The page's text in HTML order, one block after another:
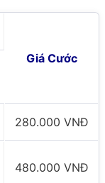
Giá Cước
280.000 VNĐ
480.000 VNĐ